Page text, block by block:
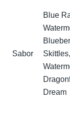
Sabor
Blue
Dream